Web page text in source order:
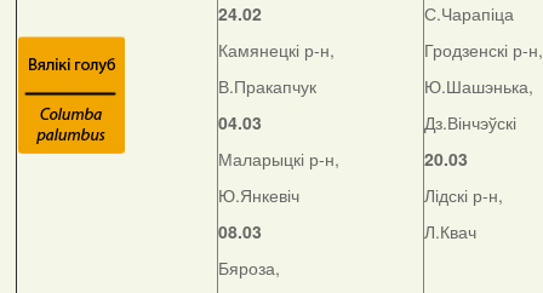
24.02
Камянецкі р-н,
В.Пракапчук
04.03
Маларыцкі р-н,
Ю.Янкевіч
08.03
Бяроза,
С.Чарапіца
Гродзенскі р-н,
Ю.Шашэнька,
Дз.Вінчэўскі
20.03
Лідскі р-н,
Л.Квач